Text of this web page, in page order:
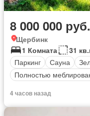
8 000 000 руб.
Щербинк
1 Комната
31
Паркинг
Сауна
Полностью
4 часов назад